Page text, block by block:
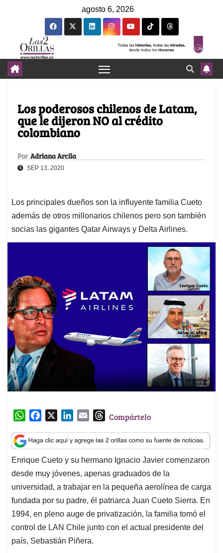
agosto 6, 2026
Los poderosos chilenos de Latam,
que le dijeron NO al crédito
colombiano
Por Adriana Arcila
SEP 13, 2020
Los principales dueños son la influyente familia Cueto
además de otros millonarios chilenos pero son también
socias las gigantes Qatar Airways y Delta Airlines.
W
a
t
s
A
p
p
c
e
b
o
o
k
n
k
e
d
I
n
a
i
l
T
r
e
a
d
s
Compártelo
Enrique Cueto y su hermano Ignacio Javier comenzaron
desde muy jóvenes, apenas graduados de la
universidad, a trabajar en la pequeña aerolínea de carga
fundada por su padre, él patriarca Juan Cueto Sierra. En
1994, en pleno auge de privatización, la familia tomó el
control de LAN Chile junto con el actual presidente del
país, Sebastián Piñera.